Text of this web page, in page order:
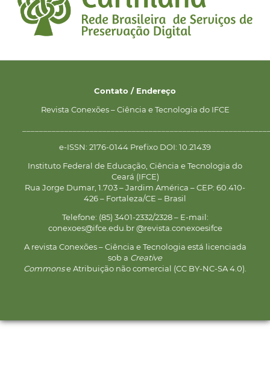
Contato / Endereço
Revista Conexões – Ciência e Tecnologia do IFCE
e-ISSN: 2176-0144 Prefixo DOI: 10.21439
Instituto Federal de Educação, Ciência e Tecnologia do
Ceará (IFCE)
Rua Jorge Dumar, 1.703 – Jardim América – CEP: 60.410-
426 – Fortaleza/CE – Brasil
Telefone: (85) 3401-2332/2328 – E-mail:
conexoes@ifce.edu.br @revista.conexoesifce
A revista Conexões – Ciência e Tecnologia está licenciada
sob a Creative
Commonse Atribuição não comercial (CC BY-NC-SA 4.0).